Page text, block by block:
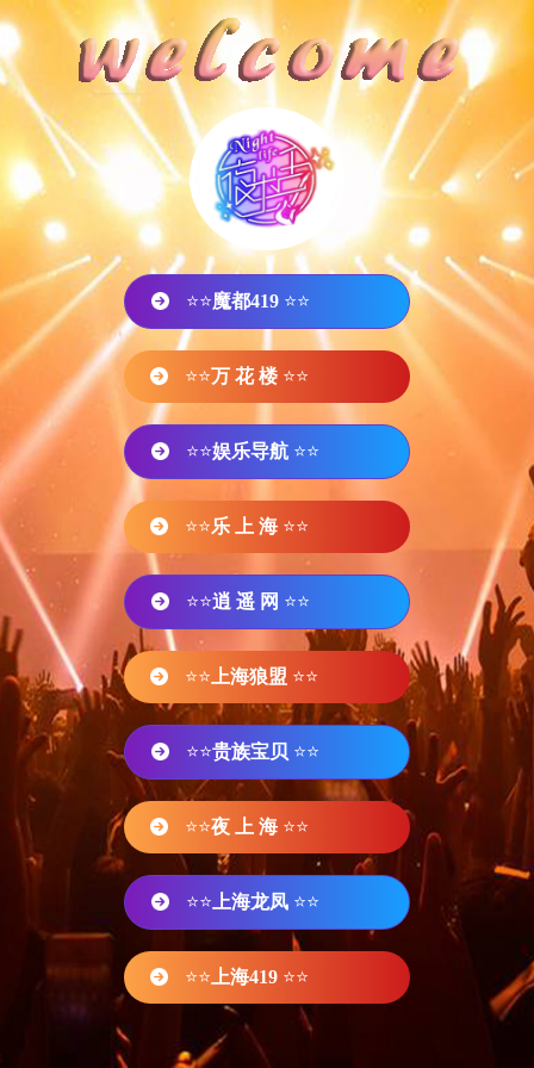
⭐⭐魔都419 ⭐⭐
⭐⭐万 花 楼 ⭐⭐
⭐⭐娱乐导航 ⭐⭐
⭐⭐乐 上 海 ⭐⭐
⭐⭐逍 遥 网 ⭐⭐
⭐⭐ 上海狼盟 ⭐⭐
⭐⭐贵族宝贝 ⭐⭐
⭐⭐夜 上 海 ⭐⭐
⭐⭐ 上海龙凤 ⭐⭐
⭐⭐ 上海419 ⭐⭐